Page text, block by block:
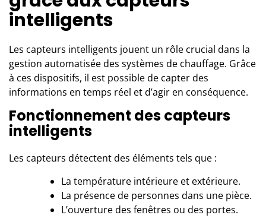
intelligents
Les capteurs intelligents jouent un rôle crucial dans la
gestion automatisée des systèmes de chauffage. Grâce
à ces dispositifs, il est possible de capter des
informations en temps réel et d’agir en conséquence.
Fonctionnement des capteurs
intelligents
Les capteurs détectent des éléments tels que :
La température intérieure et extérieure.
La présence de personnes dans une pièce.
L’ouverture des fenêtres ou des portes.